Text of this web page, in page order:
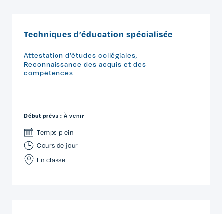
Techniques d’éducation spécialisée
Attestation d’études collégiales,
Reconnaissance des acquis et des
compétences
Début prévu : À venir
Temps plein
Cours de jour
En classe